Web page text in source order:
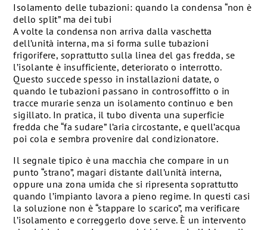
Isolamento delle tubazioni: quando la condensa “non è
dello split” ma dei tubi
A volte la condensa non arriva dalla vaschetta
dell’unità interna, ma si forma sulle tubazioni
frigorifere, soprattutto sulla linea del gas fredda, se
l’isolante è insufficiente, deteriorato o interrotto.
Questo succede spesso in installazioni datate, o
quando le tubazioni passano in controsoffitto o in
tracce murarie senza un isolamento continuo e ben
sigillato. In pratica, il tubo diventa una superficie
fredda che “fa sudare” l’aria circostante, e quell’acqua
poi cola e sembra provenire dal condizionatore.
Il segnale tipico è una macchia che compare in un
punto “strano”, magari distante dall’unità interna,
oppure una zona umida che si ripresenta soprattutto
quando l’impianto lavora a pieno regime. In questi casi
la soluzione non è “stappare lo scarico”, ma verificare
l’isolamento e correggerlo dove serve. È un intervento